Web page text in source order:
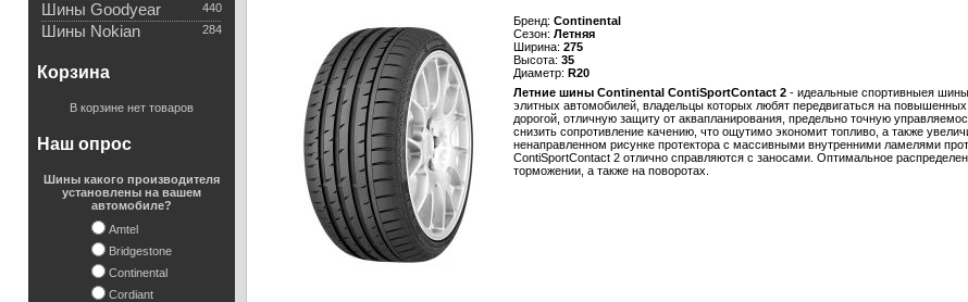
440
Шины Goodyear
284
Шины Nokian
Корзина
В корзине нет товаров
Наш опрос
Шины какого производителя
установлены на вашем
автомобиле?
Amtel
Bridgestone
Continental
Cordiant
Бренд: Continental
Сезон: Летняя
Ширина: 275
Высота: 35
Диаметр: R20
Летние шины Continental ContiSportContact 2- идеальные спортивныея шины
элитных автомобилей, владельцы которых любят передвигаться на
дорогой, отличную защиту от аквапланирования, предельно точную
снизить сопротивление качению, что ощутимо экономит топливо, а также
ненаправленном рисунке протектора с массивными внутренними ламелями
ContiSportContact 2 отлично справляются с заносами. Оптимальное
торможении, а также на поворотах.